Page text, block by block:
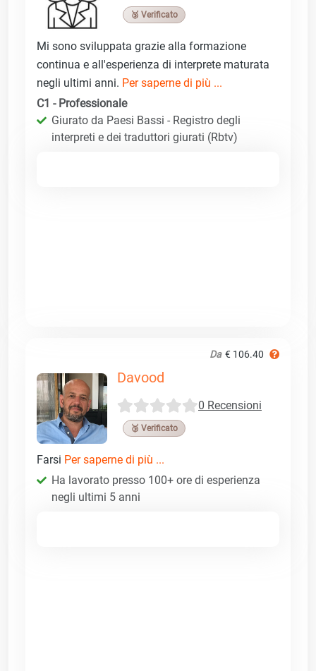
🥉 Verificato
Mi sono sviluppata grazie alla formazione
continua e all'esperienza di interprete maturata
negli ultimi anni. Per saperne di più ...
C1 - Professionale
Giurato da Paesi Bassi - Registro degli
interpreti e dei traduttori giurati (Rbtv)
Da € 106.40
Davood
0 Recensioni
🥉 Verificato
Farsi Per saperne di più ...
Ha lavorato presso 100+ ore di esperienza
negli ultimi 5 anni